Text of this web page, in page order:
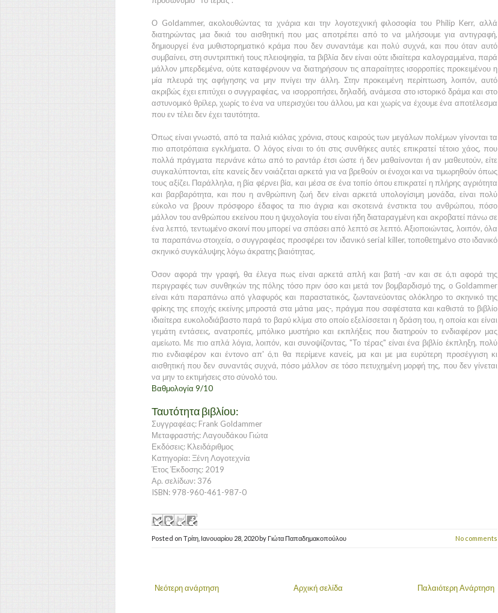
Ο Goldammer, ακολουθώντας τα χνάρια και την λογοτεχνική φιλοσοφία του Philip Kerr, αλλά
διατηρώντας μια δικιά του αισθητική που μας αποτρέπει από το να μιλήσουμε για αντιγραφή,
δημιουργεί ένα μυθιστορηματικό κράμα που δεν συναντάμε και πολύ συχνά, και που όταν αυτό
συμβαίνει, στη συντριπτική τους πλειοψηφία, τα βιβλία δεν είναι ούτε ιδιαίτερα καλογραμμένα, παρά
μάλλον μπερδεμένα, ούτε καταφέρνουν να διατηρήσουν τις απαραίτητες ισορροπίες προκειμένου η
μία πλευρά της αφήγησης να μην πνίγει την άλλη. Στην προκειμένη περίπτωση, λοιπόν, αυτό
ακριβώς έχει επιτύχει ο συγγραφέας, να ισορροπήσει, δηλαδή, ανάμεσα στο ιστορικό δράμα και στο
αστυνομικό θρίλερ, χωρίς το ένα να υπερισχύει του άλλου, μα και χωρίς να έχουμε ένα αποτέλεσμα
που εν τέλει δεν έχει ταυτότητα.
Όπως είναι γνωστό, από τα παλιά κιόλας χρόνια, στους καιρούς των μεγάλων πολέμων γίνονται τα
πιο αποτρόπαια εγκλήματα. Ο λόγος είναι το ότι στις συνθήκες αυτές επικρατεί τέτοιο χάος, που
πολλά πράγματα περνάνε κάτω από το ραντάρ έτσι ώστε ή δεν μαθαίνονται ή αν μαθευτούν, είτε
συγκαλύπτονται, είτε κανείς δεν νοιάζεται αρκετά για να βρεθούν οι ένοχοι και να τιμωρηθούν όπως
τους αξίζει. Παράλληλα, η βία φέρνει βία, και μέσα σε ένα τοπίο όπου επικρατεί η πλήρης αγριότητα
και βαρβαρότητα, και που η ανθρώπινη ζωή δεν είναι αρκετά υπολογίσιμη μονάδα, είναι πολύ
εύκολο να βρουν πρόσφορο έδαφος τα πιο άγρια και σκοτεινά ένστικτα του ανθρώπου, πόσο
μάλλον του ανθρώπου εκείνου που η ψυχολογία του είναι ήδη διαταραγμένη και ακροβατεί πάνω σε
ένα λεπτό, τεντωμένο σκοινί που μπορεί να σπάσει από λεπτό σε λεπτό. Αξιοποιώντας, λοιπόν, όλα
τα παραπάνω στοιχεία, ο συγγραφέας προσφέρει τον ιδανικό serial killer, τοποθετημένο στο ιδανικό
σκηνικό συγκάλυψης λόγω άκρατης βιαιότητας.
Όσον αφορά την γραφή, θα έλεγα πως είναι αρκετά απλή και βατή -αν και σε ό,τι αφορά της
περιγραφές των συνθηκών της πόλης τόσο πριν όσο και μετά τον βομβαρδισμό της, ο Goldammer
είναι κάτι παραπάνω από γλαφυρός και παραστατικός, ζωντανεύοντας ολόκληρο το σκηνικό της
φρίκης της εποχής εκείνης μπροστά στα μάτια μας-, πράγμα που σαφέστατα και καθιστά το βιβλίο
ιδιαίτερα ευκολοδιάβαστο παρά το βαρύ κλίμα στο οποίο εξελίσσεται η δράση του, η οποία και είναι
γεμάτη εντάσεις, ανατροπές, μπόλικο μυστήριο και εκπλήξεις που διατηρούν το ενδιαφέρον μας
αμείωτο. Με πιο απλά λόγια, λοιπόν, και συνοψίζοντας, "Το τέρας" είναι ένα βιβλίο έκπληξη, πολύ
πιο ενδιαφέρον και έντονο απ' ό,τι θα περίμενε κανείς, μα και με μια ευρύτερη προσέγγιση κι
αισθητική που δεν συναντάς συχνά, πόσο μάλλον σε τόσο πετυχημένη μορφή της, που δεν γίνεται
να μην το εκτιμήσεις στο σύνολό του.
Βαθμολογία 9/10
Ταυτότητα βιβλίου:
Συγγραφέας: Frank Goldammer
Μεταφραστής: Λαγουδάκου Γιώτα
Εκδόσεις: Κλειδάριθμος
Κατηγορία: Ξένη Λογοτεχνία
Έτος Έκδοσης: 2019
Αρ. σελίδων: 376
ISBN: 978-960-461-987-0
Posted on Τρίτη, Ιανουαρίου 28, 2020by Γιώτα Παπαδημακοπούλου No comments
Νεότερη ανάρτηση Παλαιότερη Ανάρτηση
Αρχική σελίδα